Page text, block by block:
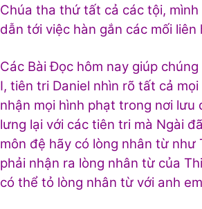
Chúa tha thứ tất cả các tội,
dẫn tới việc hàn gắn các mối
Các Bài Đọc hôm nay giúp
I, tiên tri Daniel nhìn rõ tất cả
nhận mọi hình phạt trong nơi lưu
lưng lại với các tiên tri mà Ngài
môn đệ hãy có lòng nhân từ
phải nhận ra lòng nhân từ của
có thể tỏ lòng nhân từ với anh